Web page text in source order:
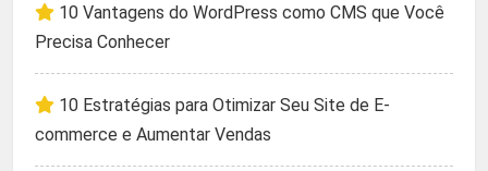
10 Vantagens do WordPress como CMS que Você
Precisa Conhecer
10 Estratégias para Otimizar Seu Site de E-
commerce e Aumentar Vendas